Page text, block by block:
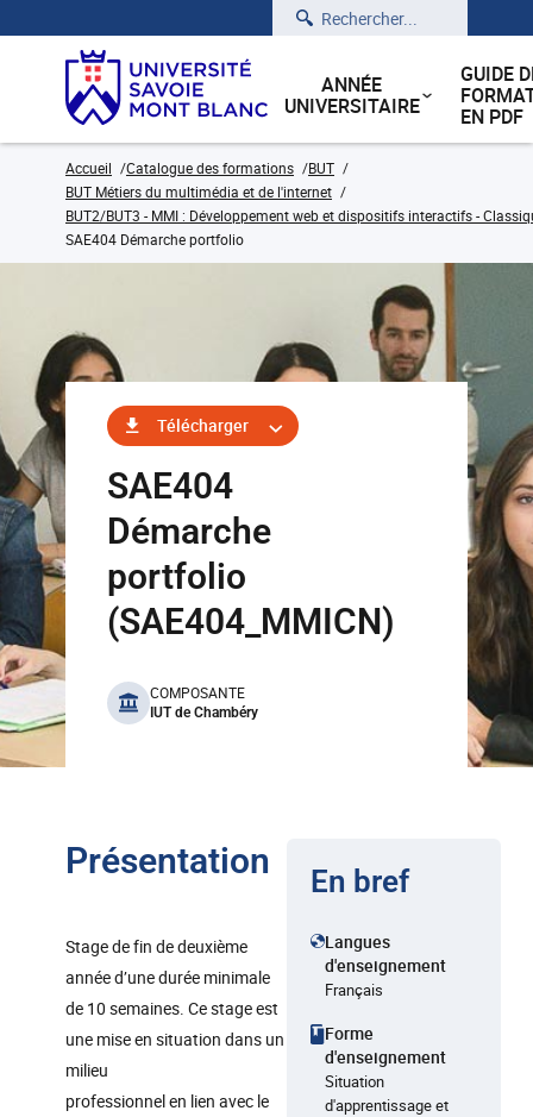
Rechercher
ANNÉE
UNIVERSITAIRE
GUIDE
EN PDF
Accueil Catalogue des formations
BUT
BUT Métiers du multimédia et de l'internet
BUT2/BUT3 - MMI : Développement web et dispositifs interactifs -
SAE404 Démarche portfolio
Télécharger
SAE404
Démarche
portfolio
(SAE404_MMICN)
benefits
COMPOSANTE
IUT de Chambéry
Présentation
Stage de fin de deuxième
année d’une durée minimale
de 10 semaines. Ce stage est
une mise en situation dans un
milieu
professionnel en lien avec le
En bref
Langues
d'enseignement
Français
Forme
d'enseignement
Situation
d'apprentissage et